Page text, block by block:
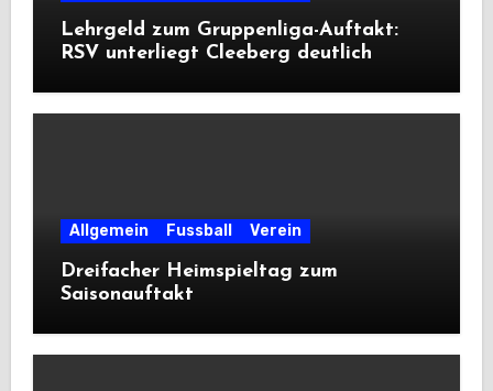
Lehrgeld zum Gruppenliga-Auftakt:
RSV unterliegt Cleeberg deutlich
Allgemein Fussball Verein
Dreifacher Heimspieltag zum
Saisonauftakt